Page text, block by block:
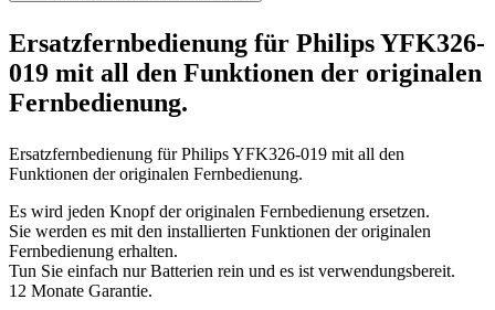
Ersatzfernbedienung für Philips YFK326-
019 mit all den Funktionen der originalen
Fernbedienung.
Ersatzfernbedienung fürPhilips YFK326-019 mit all den
Funktionen der originalen Fernbedienung.
Es wird jeden Knopf der originalen Fernbedienung ersetzen.
Sie werden es mit den installierten Funktionen der originalen
Fernbedienung erhalten.
Tun Sie einfach nur Batterien rein und es ist verwendungsbereit.
12 Monate Garantie.